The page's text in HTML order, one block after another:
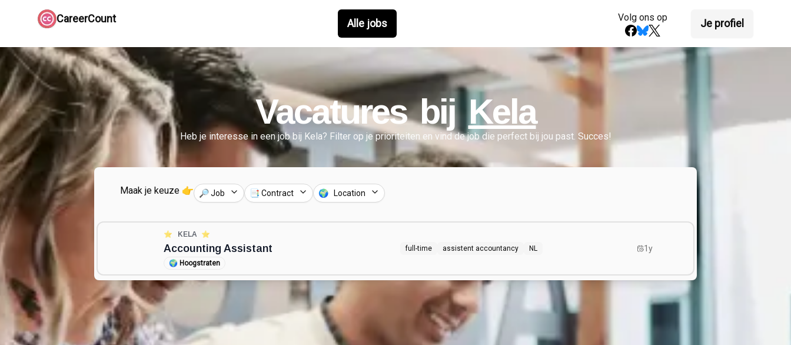
CareerCount Alle jobs Volg ons op Je profiel
Vacatures bij Kela
Heb je interesse in een job bij Kela? Filter op je prioriteiten en vind de job die perfect bij jou past. Succes!
Maak je keuze 👉 🔎 Job 📑 Contract 🌍 Location
⭐️ KELA⭐️
Accounting Assistant
🌍 Hoogstraten
full-time assistent accountancy NL 1y